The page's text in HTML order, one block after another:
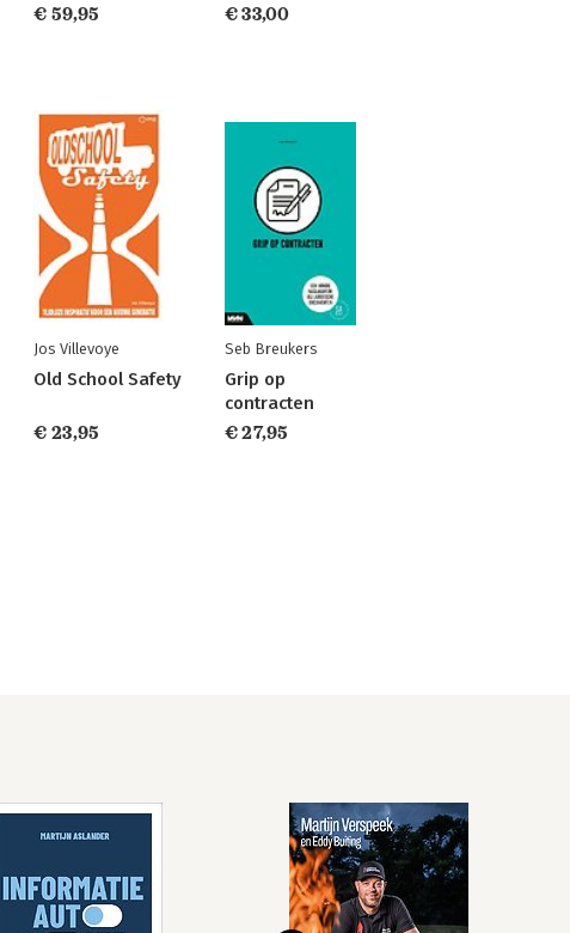
€ 59,95 € 33,00
Jos Villevoye
Old School Safety
€ 23,95
Seb Breukers
Grip op
contracten
€ 27,95